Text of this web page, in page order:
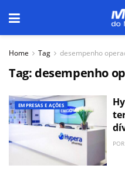
Home Tag desempenho
Tag: desempenho
EMPRESAS E AÇÕES
POR